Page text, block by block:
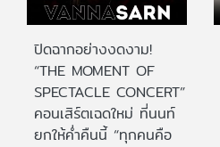
ปิดฉากอย่างงดงาม!
“THE MOMENT OF
SPECTACLE CONCERT”
คอนเสิร์ตเฉดใหม่ ที่นนท์
ยกให้ค่ำคืนนี้ “ทุกคนคือ